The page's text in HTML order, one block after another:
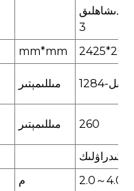
پادىشاھلىق
3
mm*mm
2425*260
مىللىمېتىر 1284-يىل
مىللىمېتىر 260
گىدراۋلىك
م 2.0～4.0